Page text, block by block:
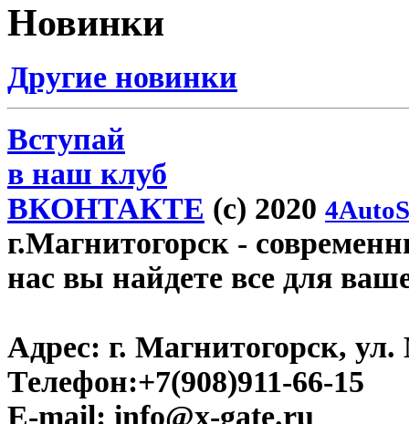
Новинки
Другие новинки
Вступай
в наш клуб
ВКОНТАКТЕ (c) 2020
г.Магнитогорск -
нас вы найдете все для
Адрес: г. Магнитогорск, ул.
Телефон:+7(908)911-66-15
E-mail: info@x-gate.ru